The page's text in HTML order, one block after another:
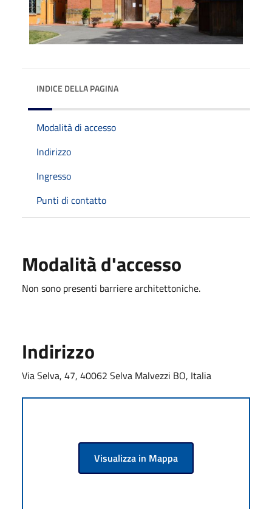
INDICE DELLA PAGINA
Modalità di accesso
Indirizzo
Ingresso
Punti di contatto
Modalità d'accesso
Non sono presenti barriere architettoniche.
Indirizzo
Via Selva, 47, 40062 Selva Malvezzi BO, Italia
Visualizza in Mappa